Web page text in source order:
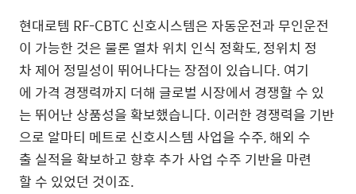
현대로템 RF-CBTC 신호시스템은 자동운전과 무인운전
이 가능한 것은 물론 열차 위치 인식 정확도, 정위치 정
차 제어 정밀성이 뛰어나다는 장점이 있습니다. 여기
에 가격 경쟁력까지 더해 글로벌 시장에서 경쟁할 수 있
는 뛰어난 상품성을 확보했습니다. 이러한 경쟁력을 기반
으로 알마티 메트로 신호시스템 사업을 수주, 해외 수
출 실적을 확보하고 향후 추가 사업 수주 기반을 마련
할 수 있었던 것이죠.